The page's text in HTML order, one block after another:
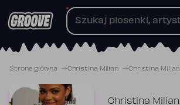
do
Strona główna Christina Milian Christina Milian
Christina Milian